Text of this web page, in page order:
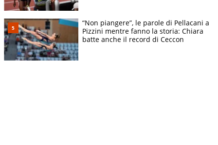
“Non piangere”, le parole di Pellacani a
Pizzini mentre fanno la storia: Chiara
batte anche il record di Ceccon